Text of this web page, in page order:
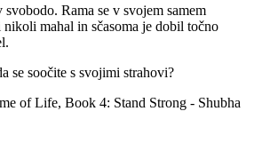
svobodo. Rama se v svojem samem
mahal in sčasoma je dobil točno
se soočite s svojimi strahovi?